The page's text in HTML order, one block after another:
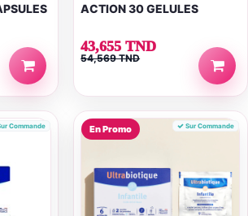
ACTION 30 GELULES
43,655 TND
54,569 TND
Commande En Promo Sur Commande